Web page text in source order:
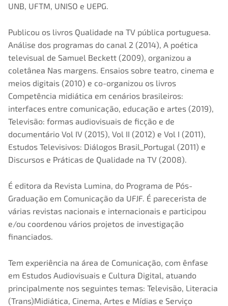
UNB, UFTM, UNISO e UEPG.
Publicou os livros Qualidade na TV pública portuguesa.
Análise dos programas do canal 2 (2014), A poética
televisual de Samuel Beckett (2009), organizou a
coletânea Nas margens. Ensaios sobre teatro, cinema e
meios digitais (2010) e co-organizou os livros
Competência midiática em cenários brasileiros:
interfaces entre comunicação, educação e artes (2019),
Televisão: formas audiovisuais de ficção e de
documentário Vol IV (2015), Vol II (2012) e Vol I (2011),
Estudos Televisivos: Diálogos Brasil_Portugal (2011) e
Discursos e Práticas de Qualidade na TV (2008).
É editora da Revista Lumina, do Programa de Pós-
Graduação em Comunicação da UFJF. É parecerista de
várias revistas nacionais e internacionais e participou
e/ou coordenou vários projetos de investigação
financiados.
Tem experiência na área de Comunicação, com ênfase
em Estudos Audiovisuais e Cultura Digital, atuando
principalmente nos seguintes temas: Televisão, Literacia
(Trans)Midiática, Cinema, Artes e Mídias e Serviço